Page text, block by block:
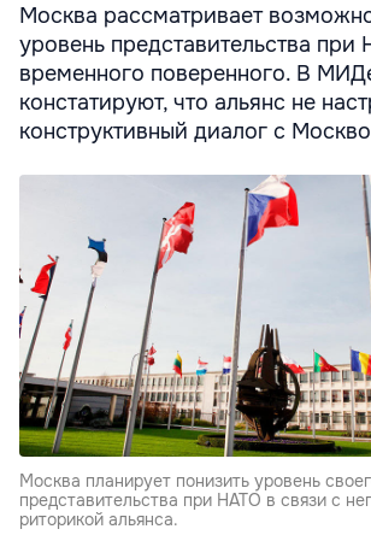
Москва рассматривает
уровень представительства при
временного поверенного. В
констатируют, что альянс не
конструктивный диалог с
Москва планирует понизить уровень
представительства при НАТО в связи с
риторикой альянса.